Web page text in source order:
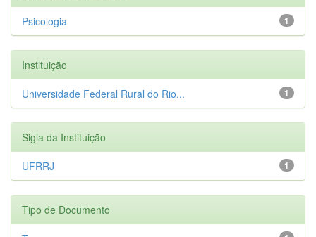
1
Psicologia
Instituição
1
Universidade Federal Rural do Rio...
Sigla da Instituição
1
UFRRJ
Tipo de Documento